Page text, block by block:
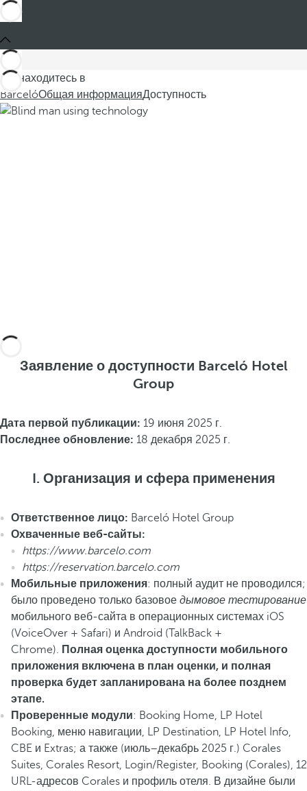
Вы находитесь в
BarcelóОбщая информацияДоступность
Заявление о доступности Barceló Hotel
Group
Дата первой публикации: 19 июня 2025 г.
Последнее обновление: 18 декабря 2025 г.
I. Организация и сфера применения
Ответственное лицо: Barceló Hotel Group
Охваченные веб-сайты:
https://www.barcelo.com
https://reservation.barcelo.com
Мобильные приложения: полный аудит не проводился;
было проведено только базовое дымовое тестирование
мобильного веб-сайта в операционных системах iOS
(VoiceOver + Safari) и Android (TalkBack +
Chrome). Полная оценка доступности мобильного
приложения включена в план оценки, и полная
проверка будет запланирована на более позднем
этапе.
Проверенные модули: Booking Home, LP Hotel
Booking, меню навигации, LP Destination, LP Hotel Info,
CBE и Extras; а также (июль–декабрь 2025 г.) Corales
Suites, Corales Resort, Login/Register, Booking (Corales), 12
URL-адресов Corales и профиль отеля. В дизайне были